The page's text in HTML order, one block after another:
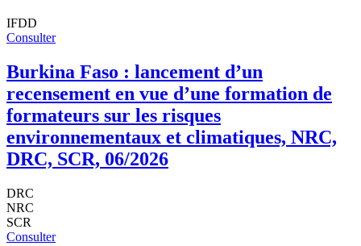
IFDD
Consulter
Burkina Faso : lancement d’un
recensement en vue d’une formation de
formateurs sur les risques
environnementaux et climatiques, NRC,
DRC, SCR, 06/2026
DRC
NRC
SCR
Consulter